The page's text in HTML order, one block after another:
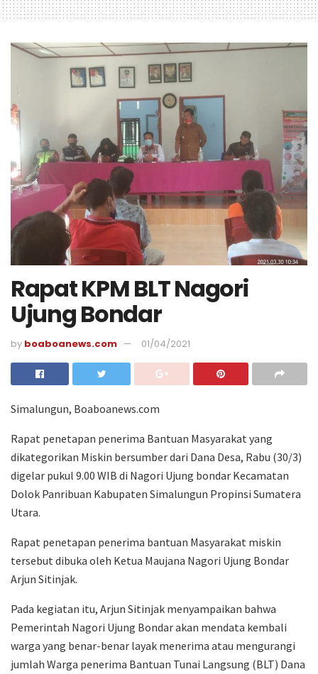
Rapat KPM BLT Nagori
Ujung Bondar
by boaboanews.com 01/04/2021
Simalungun, Boaboanews.com
Rapat penetapan penerima Bantuan Masyarakat yang
dikategorikan Miskin bersumber dari Dana Desa, Rabu (30/3)
digelar pukul 9.00 WIB di Nagori Ujung bondar Kecamatan
Dolok Panribuan Kabupaten Simalungun Propinsi Sumatera
Utara.
Rapat penetapan penerima bantuan Masyarakat miskin
tersebut dibuka oleh Ketua Maujana Nagori Ujung Bondar
Arjun Sitinjak.
Pada kegiatan itu, Arjun Sitinjak menyampaikan bahwa
Pemerintah Nagori Ujung Bondar akan mendata kembali
warga yang benar-benar layak menerima atau mengurangi
jumlah Warga penerima Bantuan Tunai Langsung (BLT) Dana